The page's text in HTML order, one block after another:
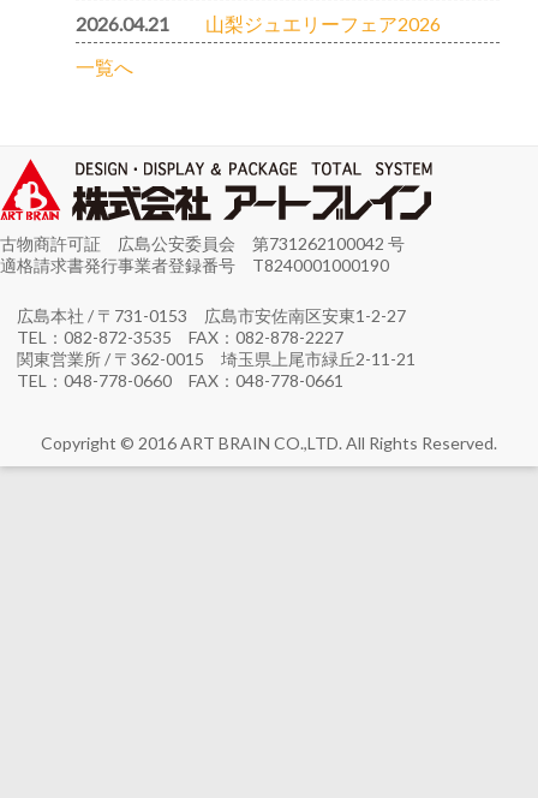
2026.04.21
山梨ジュエリーフェア2026
一覧へ
古物商許可証 広島公安委員会 第731262100042 号
適格請求書発行事業者登録番号 T8240001000190
広島本社 / 〒731-0153 広島市安佐南区安東1-2-27
TEL：082-872-3535 FAX：082-878-2227
関東営業所 / 〒362-0015 埼玉県上尾市緑丘2-11-21
TEL：048-778-0660 FAX：048-778-0661
Copyright © 2016 ART BRAIN CO.,LTD. All Rights Reserved.